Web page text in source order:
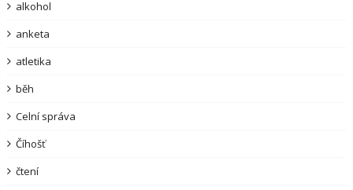
alkohol
anketa
atletika
běh
Celní správa
Číhošť
čtení